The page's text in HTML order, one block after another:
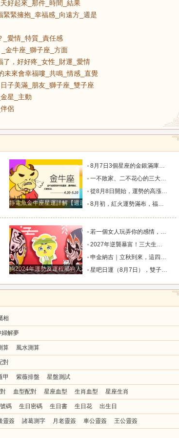
好起來_那件_時間_結果
緊擁抱_幸福感_向遠方_週是
_愛情_特質_責任感
金牛座_獅子座_方面
了，好好疼_女性_財運_愛情
未來會幸福嘍_共鳴_情感_直覺
子美滿_朋友_獅子座_雙子座
星_主動
侶
靜電魚金牛座星運詳解【週運2024年12月9日-12月15日】
8月7日3個星座的金銀滿庫，財富倍增，諸事順心！_金牛座_獅子座_方面
一不敗家、二不花心的三大生肖女，娶回家真是有福了，好好疼_女性_財運_愛情
從8月8日開始，運勢的高漲如期而至，這四大星座的未來會幸福嘍_共鳴_情感_直覺
8月初，紅火運勢滿布，福氣源源不斷的四個星座，日子美滿_朋友_獅子座_雙子座
狗2024年運勢及運程屬狗人2024運勢好嗎
若一個女人玩弄你的感情，那她一定有這樣的表現！_星座_女性_距離感
2027年逆襲暴富！三大生肖踩中流年財星，一路飛速賺大錢_財富_貴人_屬豬
申金納吉｜立秋到來，這四大生肖要走好運了_金水_申辰_午馬
星吧日運（8月7日），雙子座沮喪，水瓶座不愉快，雙魚座有誤會_工作_情人_方會更
相
婦解夢
算 風水測算
對
甲 紫薇排盤 星盤測試
血型配對 星座血型 生肖血型 星座生肖
碼 生日密碼 生日書 生日花 出生日
靈簽 諸葛測字 月老靈簽 車公靈簽 王公靈簽